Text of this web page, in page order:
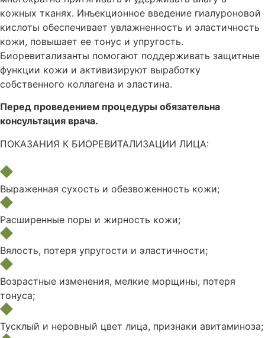
кожных тканях. Инъекционное введение гиалуроновой
кислоты обеспечивает увлажненность и эластичность
кожи, повышает ее тонус и упругость.
Биоревитализанты помогают поддерживать защитные
функции кожи и активизируют выработку
собственного коллагена и эластина.
Перед проведением процедуры обязательна
консультация врача.
ПОКАЗАНИЯ К БИОРЕВИТАЛИЗАЦИИ ЛИЦА:
Выраженная сухость и обезвоженность кожи;
Расширенные поры и жирность кожи;
Вялость, потеря упругости и эластичности;
Возрастные изменения, мелкие морщины, потеря
тонуса;
Тусклый и неровный цвет лица, признаки авитаминоза;